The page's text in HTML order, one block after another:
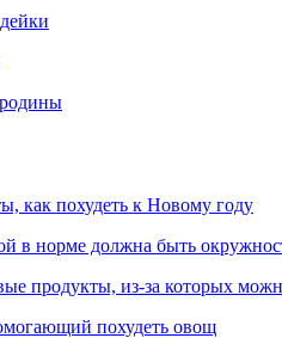
как похудеть к Новому году
в норме должна быть
продукты, из-за которых
похудеть овощ